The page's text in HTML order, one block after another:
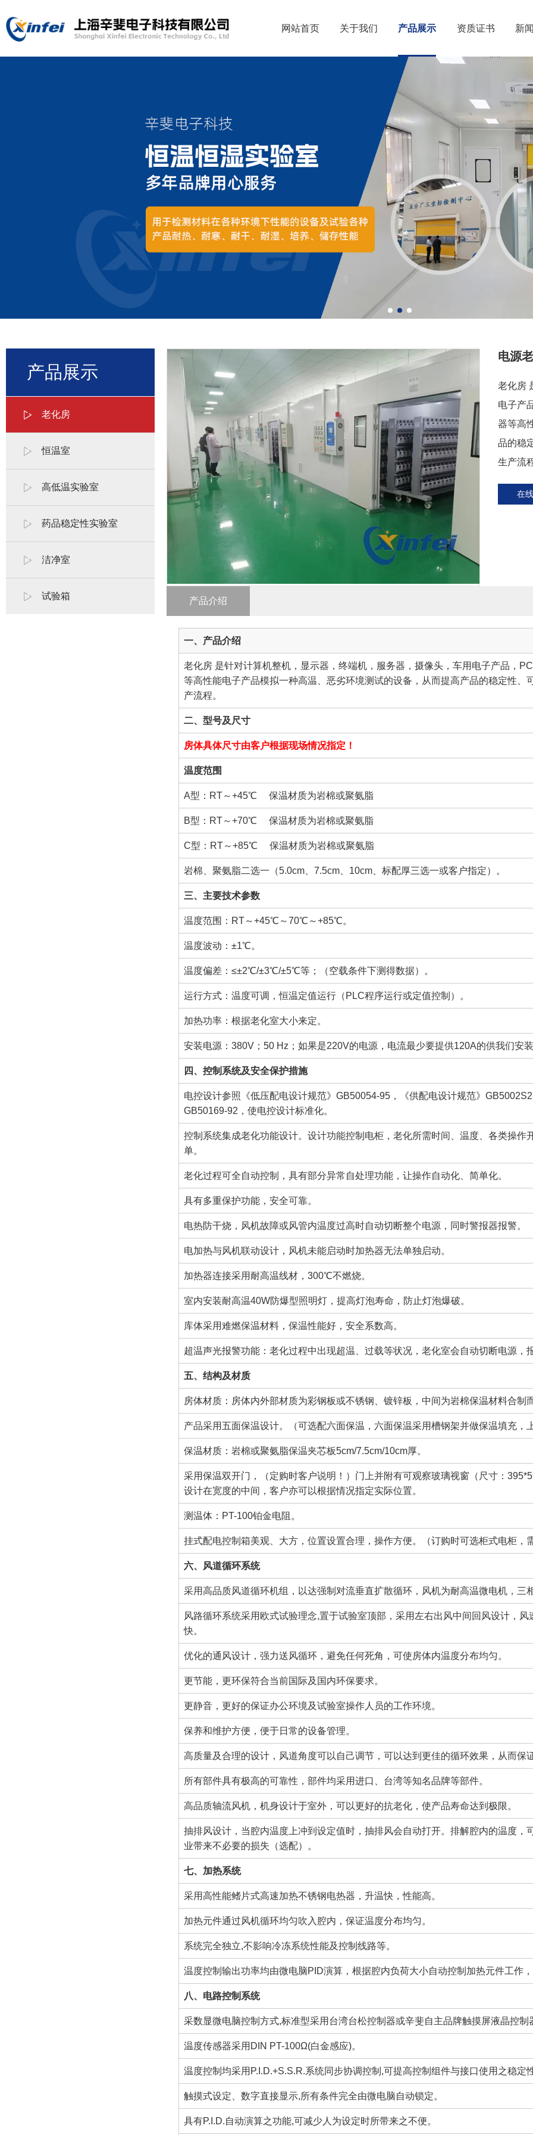
网站首页 关于我们 产品展示 资质证书 新
产品展示
老化房
恒温室
高低温实验室
药品稳定性实验室
洁净室
试验箱
电源
老化房
电子产
器等高
品的稳
生产流
在
产品介绍
一、产品介绍
老化房 是针对计算机整机，显示器，终端机，服务器，摄像头，车用电子产品，
等高性能电子产品模拟一种高温、恶劣环境测试的设备，从而提高产品的稳定性
产流程。
二、型号及尺寸
房体具体尺寸由客户根据现场情况指定！
温度范围
A型：RT～+45℃ 保温材质为岩棉或聚氨脂
B型：RT～+70℃ 保温材质为岩棉或聚氨脂
C型：RT～+85℃ 保温材质为岩棉或聚氨脂
岩棉、聚氨脂二选一（5.0cm、7.5cm、10cm、标配厚三选一或客户指定）。
三、主要技术参数
温度范围：RT～+45℃～70℃～+85℃。
温度波动：±1℃。
温度偏差：≤±2℃/±3℃/±5℃等；（空载条件下测得数据）。
运行方式：温度可调，恒温定值运行（PLC程序运行或定值控制）。
加热功率：根据老化室大小来定。
安装电源：380V；50 Hz；如果是220V的电源，电流最少要提供120A的供我们安
四、控制系统及安全保护措施
电控设计参照《低压配电设计规范》GB50054-95，《供配电设计规范》
GB50169-92，使电控设计标准化。
控制系统集成老化功能设计。设计功能控制电柜，老化所需时间、温度、各类操
单。
老化过程可全自动控制，具有部分异常自处理功能，让操作自动化、简单化。
具有多重保护功能，安全可靠。
电热防干烧，风机故障或风管内温度过高时自动切断整个电源，同时警报器报警。
电加热与风机联动设计，风机未能启动时加热器无法单独启动。
加热器连接采用耐高温线材，300℃不燃烧。
室内安装耐高温40W防爆型照明灯，提高灯泡寿命，防止灯泡爆破。
库体采用难燃保温材料，保温性能好，安全系数高。
超温声光报警功能：老化过程中出现超温、过载等状况，老化室会自动切断电源，
五、结构及材质
房体材质：房体内外部材质为彩钢板或不锈钢、镀锌板，中间为岩棉保温材料合制
产品采用五面保温设计。（可选配六面保温，六面保温采用槽钢架并做保温填充，
保温材质：岩棉或聚氨脂保温夹芯板5cm/7.5cm/10cm厚。
采用保温双开门，（定购时客户说明！）门上并附有可观察玻璃视窗（尺寸：
设计在宽度的中间，客户亦可以根据情况指定实际位置。
测温体：PT-100铂金电阻。
挂式配电控制箱美观、大方，位置设置合理，操作方便。（订购时可选柜式电柜，
六、风道循环系统
采用高品质风道循环机组，以达强制对流垂直扩散循环，风机为耐高温微电机，三
风路循环系统采用欧式试验理念,置于试验室顶部，采用左右出风中间回风设计，
快。
优化的通风设计，强力送风循环，避免任何死角，可使房体内温度分布均匀。
更节能，更环保符合当前国际及国内环保要求。
更静音，更好的保证办公环境及试验室操作人员的工作环境。
保养和维护方便，便于日常的设备管理。
高质量及合理的设计，风道角度可以自己调节，可以达到更佳的循环效果，从而保
所有部件具有极高的可靠性，部件均采用进口、台湾等知名品牌等部件。
高品质轴流风机，机身设计于室外，可以更好的抗老化，使产品寿命达到极限。
抽排风设计，当腔内温度上冲到设定值时，抽排风会自动打开。排解腔内的温度
业带来不必要的损失（选配）。
七、加热系统
采用高性能鳍片式高速加热不锈钢电热器，升温快，性能高。
加热元件通过风机循环均匀吹入腔内，保证温度分布均匀。
系统完全独立,不影响冷冻系统性能及控制线路等。
温度控制输出功率均由微电脑PID演算，根据腔内负荷大小自动控制加热元件工作
八、电路控制系统
采数显微电脑控制方式,标准型采用台湾台松控制器或辛斐自主品牌触摸屏液晶控制
温度传感器采用DIN PT-100Ω(白金感应)。
温度控制均采用P.I.D.+S.S.R.系统同步协调控制,可提高控制组件与接口使用之稳定
触摸式设定、数字直接显示,所有条件完全由微电脑自动锁定。
具有P.I.D.自动演算之功能,可减少人为设定时所带来之不便。